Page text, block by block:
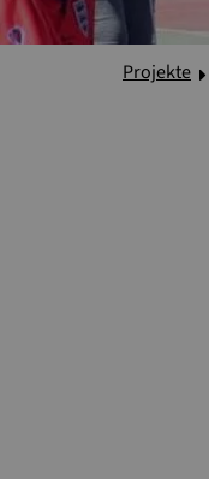
Projekte